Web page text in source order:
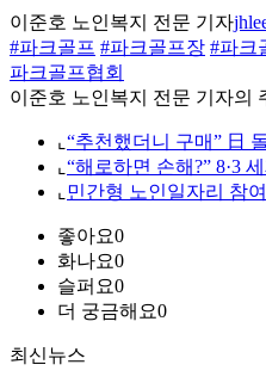
이준호 노인복지 전문 기자
#파크골프 #파크골프장 #파크
파크골프협회
이준호 노인복지 전문 기자의
⌞ “추천했더니 구매” 日
⌞ “해로하면 손해?” 8·3
⌞ 민간형 노인일자리 참
좋아요0
화나요0
슬퍼요0
더 궁금해요0
최신뉴스